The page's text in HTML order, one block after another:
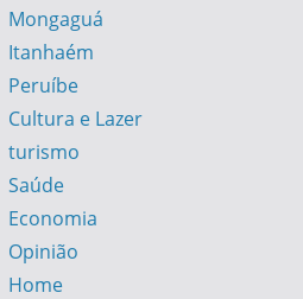
Mongaguá
Itanhaém
Peruíbe
Cultura e Lazer
turismo
Saúde
Economia
Opinião
Home